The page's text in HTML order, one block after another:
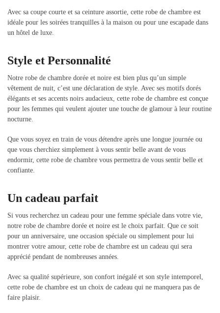
Avec sa coupe courte et sa ceinture assortie, cette robe de chambre est
idéale pour les soirées tranquilles à la maison ou pour une escapade dans
un hôtel de luxe.
Style et Personnalité
Notre robe de chambre dorée et noire est bien plus qu’un simple
vêtement de nuit, c’est une déclaration de style. Avec ses motifs dorés
élégants et ses accents noirs audacieux, cette robe de chambre est conçue
pour les femmes qui veulent ajouter une touche de glamour à leur routine
nocturne.
Que vous soyez en train de vous détendre après une longue journée ou
que vous cherchiez simplement à vous sentir belle avant de vous
endormir, cette robe de chambre vous permettra de vous sentir belle et
confiante.
Un cadeau parfait
Si vous recherchez un cadeau pour une femme spéciale dans votre vie,
notre robe de chambre dorée et noire est le choix parfait. Que ce soit
pour un anniversaire, une occasion spéciale ou simplement pour lui
montrer votre amour, cette robe de chambre est un cadeau qui sera
apprécié pendant de nombreuses années.
Avec sa qualité supérieure, son confort inégalé et son style intemporel,
cette robe de chambre est un choix de cadeau qui ne manquera pas de
faire plaisir.